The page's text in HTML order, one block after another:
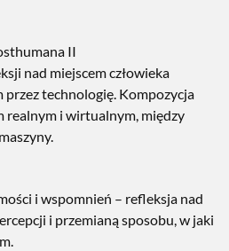
II
nad miejscem człowieka
technologię. Kompozycja
realnym i wirtualnym, między
i wspomnień – refleksja nad
i przemianą sposobu, w jaki